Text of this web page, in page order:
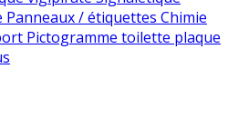
Panneaux / étiquettes Chimie
Pictogramme toilette plaque